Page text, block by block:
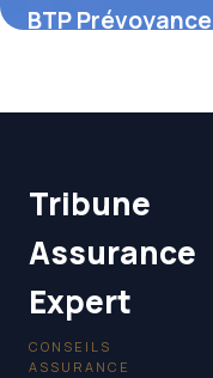
BTP
Tribune
Assurance
Expert
CONSEILS
ASSURANCE